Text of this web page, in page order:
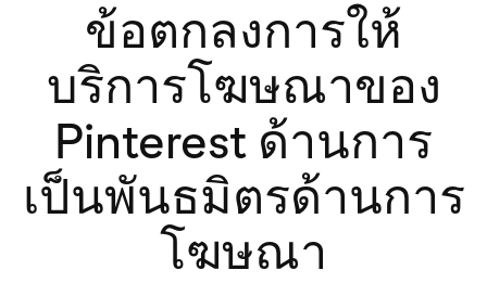
ข้อตกลงการให้
บริการโฆษณาของ
Pinterest ด้านการ
เป็นพันธมิตรด้านการ
โฆษณา